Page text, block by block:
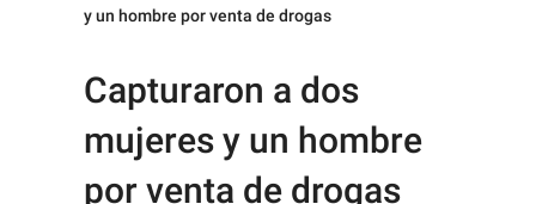
y un hombre por venta de drogas
Capturaron a dos
mujeres y un hombre
por venta de drogas